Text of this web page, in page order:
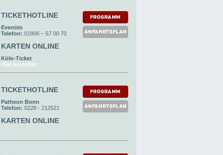
TICKETHOTLINE
Eventim
Telefon: 01806 – 57 00 70
KARTEN ONLINE
Köln-Ticket
Hier bestellen
TICKETHOTLINE
Patheon Bonn
Telefon: 0228 - 212521
KARTEN ONLINE